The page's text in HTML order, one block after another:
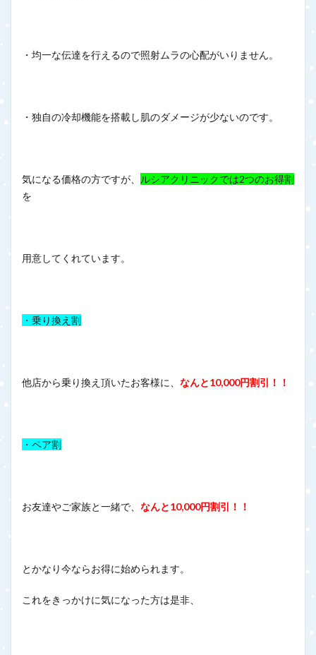
・均一な伝達を行えるので照射ムラの心配がいりません。
・独自の冷却機能を搭載し肌のダメージが少ないのです。
気になる価格の方ですが、 ルシアクリニックでは2つのお得割
を
用意してくれています。
・乗り換え割
他店から乗り換え頂いたお客様に、 なんと10,000円割引！！
・ペア割
お友達やご家族と一緒で、 なんと10,000円割引！！
とかなり今ならお得に始められます。
これをきっかけに気になった方は是非、